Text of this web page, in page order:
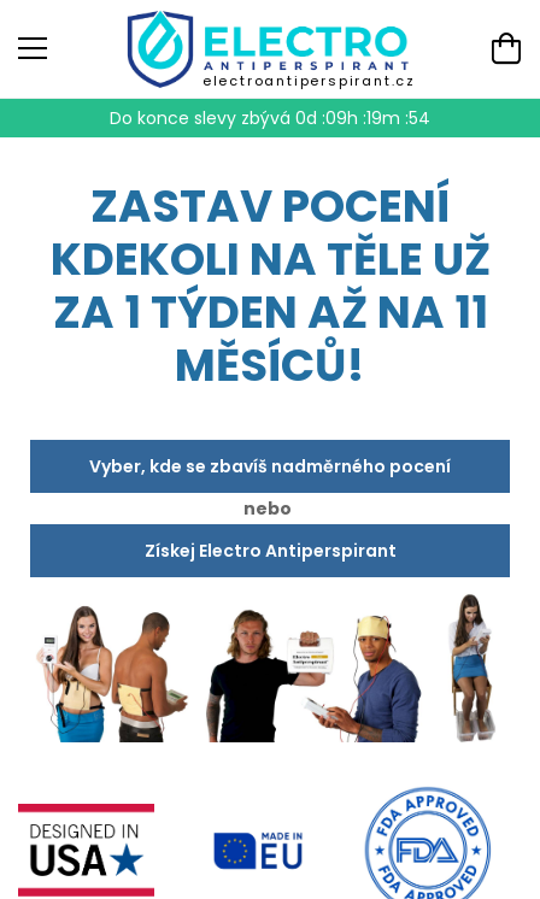
electroantiperspirant.cz
Do konce slevy zbývá0d :09h :19m :53
ZASTAV POCENÍ
KDEKOLI NA TĚLE UŽ
ZA 1 TÝDEN AŽ NA 11
MĚSÍCŮ!
Vyber, kde se zbavíš nadměrného pocení
nebo
Získej Electro Antiperspirant